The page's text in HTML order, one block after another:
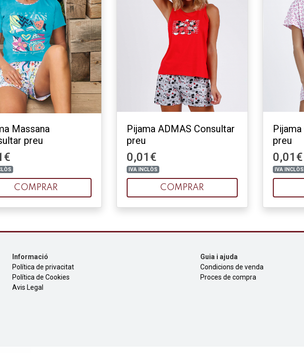
Massana
preu
COMPRAR
Pijama ADMAS Consultar
preu
0,01€
IVA INCLÒS
COMPRAR
preu
0,01€
IVA INCLÒS
Informació
Política de privacitat
Política de Cookies
Avis Legal
Guia i ajuda
Condicions de venda
Proces de compra